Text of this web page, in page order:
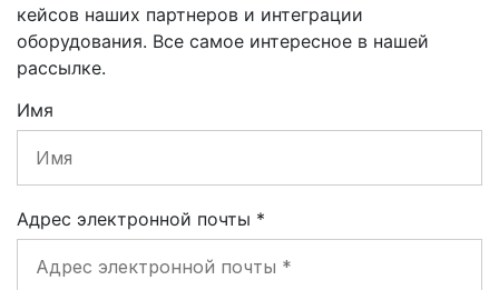
кейсов наших партнеров и интеграции
оборудования. Все самое интересное в нашей
рассылке.
Имя
Адрес электронной почты *